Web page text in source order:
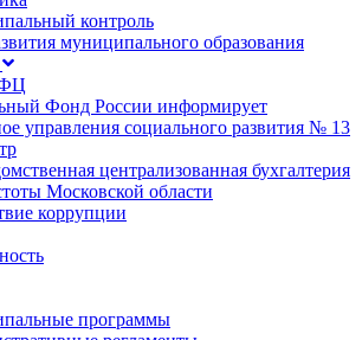
контроль
муниципального образования
Фонд России информирует
управления социального развития № 13
централизованная бухгалтерия
Московской области
коррупции
программы